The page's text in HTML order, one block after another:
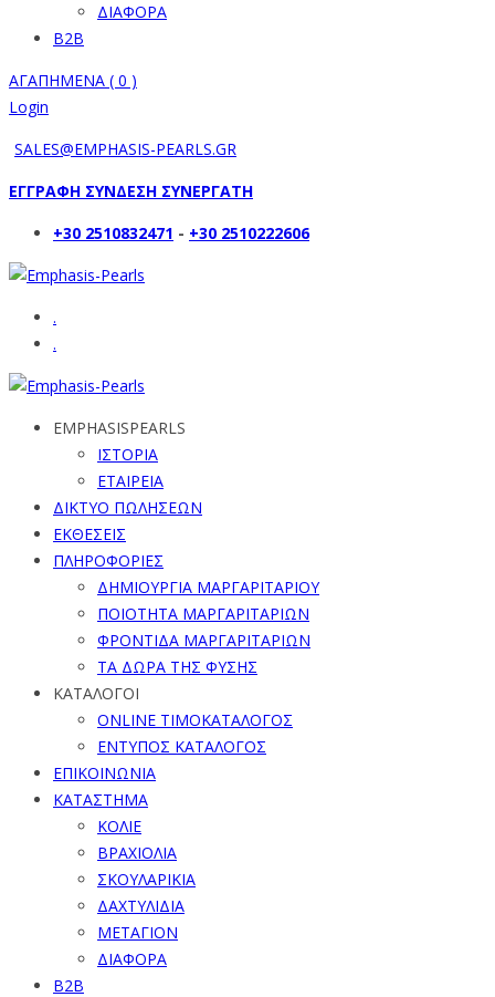
ΔΙΑΦΟΡΑ
B2B
ΑΓΑΠΗΜΕΝΑ ( 0 )
Login
SALES@EMPHASIS-PEARLS.GR
ΕΓΓΡΑΦΗ ΣΥΝΔΕΣΗ ΣΥΝΕΡΓΑΤΗ
+30 2510832471 - +30 2510222606
.
.
EMPHASISPEARLS
ΙΣΤΟΡΙΑ
ΕΤΑΙΡΕΙΑ
ΔΙΚΤΥΟ ΠΩΛΗΣΕΩΝ
ΕΚΘΕΣΕΙΣ
ΠΛΗΡΟΦΟΡΙΕΣ
ΔΗΜΙΟΥΡΓΙΑ ΜΑΡΓΑΡΙΤΑΡΙΟΥ
ΠΟΙΟΤΗΤΑ ΜΑΡΓΑΡΙΤΑΡΙΩΝ
ΦΡΟΝΤΙΔΑ ΜΑΡΓΑΡΙΤΑΡΙΩΝ
ΤΑ ΔΩΡΑ ΤΗΣ ΦΥΣΗΣ
ΚΑΤΑΛΟΓΟΙ
ONLINE ΤΙΜΟΚΑΤΑΛΟΓΟΣ
ΕΝΤΥΠΟΣ ΚΑΤΑΛΟΓΟΣ
ΕΠΙΚΟΙΝΩΝΙΑ
ΚΑΤΑΣΤΗΜΑ
ΚΟΛΙΕ
ΒΡΑΧΙΟΛΙΑ
ΣΚΟΥΛΑΡΙΚΙΑ
ΔΑΧΤΥΛΙΔΙΑ
ΜΕΤΑΓΙΟΝ
ΔΙΑΦΟΡΑ
B2B